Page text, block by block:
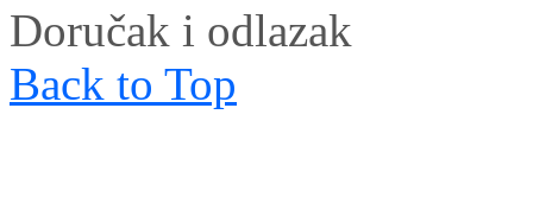
Doručak i odlazak
Back to Top